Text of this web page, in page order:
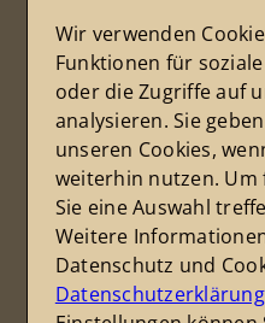
24.05.2026
Hauskauf in
Anhalt:
Notar,
Wir verwenden
Funktionen für
oder die Zugriffe auf
analysieren. Sie
unseren Cookies,
weiterhin nutzen.
Sie eine Auswahl
Weitere
Datenschutz und
Datenschutzerklärung